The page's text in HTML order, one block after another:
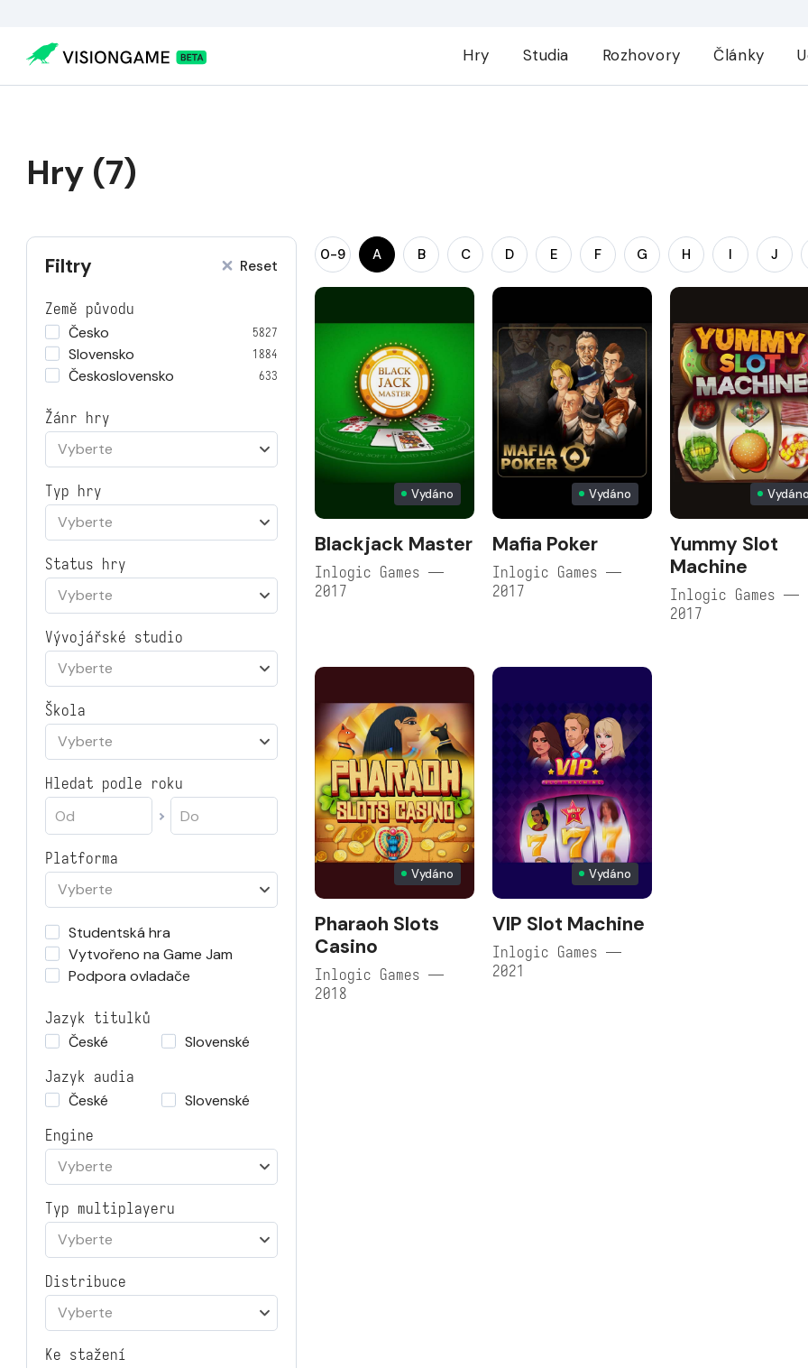
Hry Studia Rozhovory Články
Hry (7)
Filtry Reset
Země původu
Česko
5827
Slovensko 1884
Československo 633
Žánr hry
Vyberte
Typ hry
Vyberte
Status hry
Vyberte
Vývojářské studio
Vyberte
Škola
Vyberte
Hledat podle roku
Platforma
Vyberte
Studentská hra
Vytvořeno na Game Jam
Podpora ovladače
Jazyk titulků
České
Slovenské
Jazyk audia
České
Slovenské
Engine
Vyberte
Typ multiplayeru
Vyberte
Distribuce
Vyberte
Ke stažení
0-9 A B C D E F G H I J
Vydáno
Blackjack Master
Inlogic Games —
2017
Vydáno
Mafia Poker
Inlogic Games —
2017
Yummy Slot
Machine
Inlogic Games —
2017
Vydáno
Pharaoh Slots
Casino
Inlogic Games —
2018
Vydáno
VIP Slot Machine
Inlogic Games —
2021